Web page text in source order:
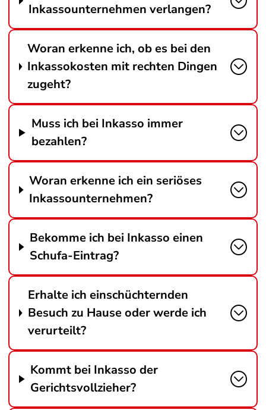
Inkassounternehmen verlangen?
Woran erkenne ich, ob es bei den
Inkassokosten mit rechten Dingen
zugeht?
Muss ich bei Inkasso immer
bezahlen?
Woran erkenne ich ein seriöses
Inkassounternehmen?
Bekomme ich bei Inkasso einen
Schufa-Eintrag?
Erhalte ich einschüchternden
Besuch zu Hause oder werde ich
verurteilt?
Kommt bei Inkasso der
Gerichtsvollzieher?